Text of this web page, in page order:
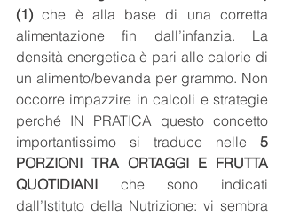
(1) che è alla base di una corretta
alimentazione fin dall’infanzia. La
densità energetica è pari alle calorie di
un alimento/bevanda per grammo. Non
occorre impazzire in calcoli e strategie
perché IN PRATICA questo concetto
importantissimo si traduce nelle 5
PORZIONI TRA ORTAGGI E FRUTTA
QUOTIDIANI che sono indicati
dall’Istituto della Nutrizione: vi sembra